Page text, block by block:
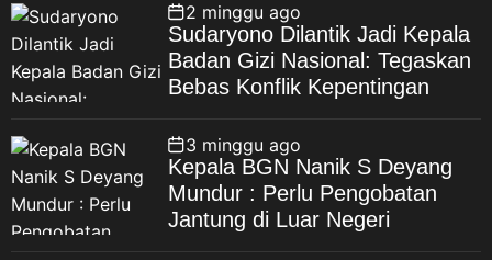
2 minggu ago
Sudaryono Dilantik Jadi Kepala
Badan Gizi Nasional: Tegaskan
Bebas Konflik Kepentingan
3 minggu ago
Kepala BGN Nanik S Deyang
Mundur : Perlu Pengobatan
Jantung di Luar Negeri